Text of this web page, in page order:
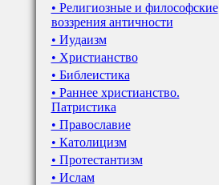
• Религиозные и философские
воззрения античности
• Иудаизм
• Христианство
• Библеистика
• Раннее христианство.
Патристика
• Православие
• Католицизм
• Протестантизм
• Ислам